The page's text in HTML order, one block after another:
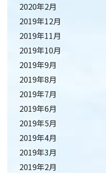
2020年2月
2019年12月
2019年11月
2019年10月
2019年9月
2019年8月
2019年7月
2019年6月
2019年5月
2019年4月
2019年3月
2019年2月